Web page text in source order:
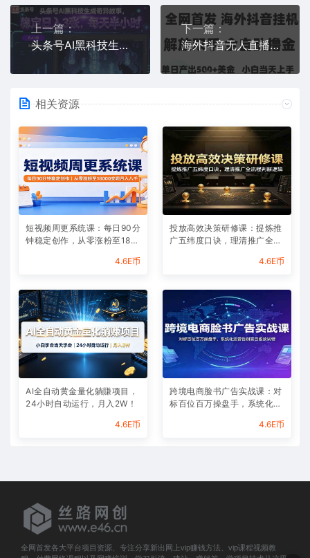
上一篇：
头条号AI黑科技生成奇异故事，稳定日入3张，每天半小时
下一篇：
海外抖音无人直播，单日产出1.5k+，长期稳定，新手可玩，无脑操作【揭秘】
相关资源
短视频周更系统课：每日90分
钟稳定创作，从零涨粉至180
4.6E币
投放高效决策研修课：提炼推
广五纬度口诀，理清推广全流
4.6E币
AI全自动黄金量化躺賺项目，
24小时自动运行，月入2W！
4.6E币
跨境电商脸书广告实战课：对
标百位百万操盘手，系统化运
4.6E币
全网首发各大平台项目资源、专注分享新出网上vip赚钱方法、vip课程视频教